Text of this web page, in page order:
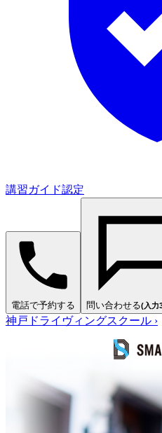
講習ガイド認定
電話で予約する 問い合わせる(入力
神戸ドライヴィングスクール ›